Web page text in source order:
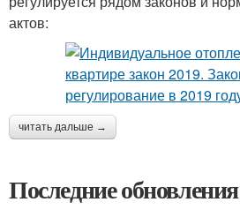
актов:
читать дальше →
Последние